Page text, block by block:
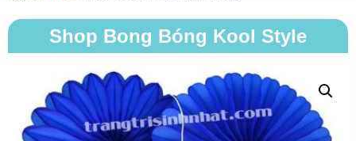
Shop Bong Bóng Kool Style